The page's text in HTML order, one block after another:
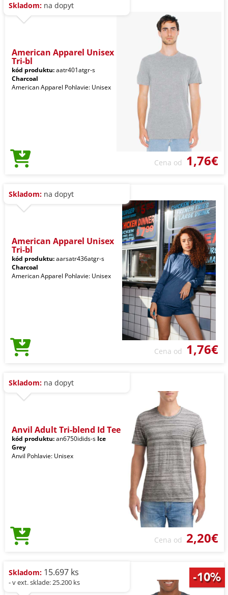
Skladom: na dopyt
American Apparel Unisex
Tri-bl
kód produktu:aatr401atgr-s
Charcoal
American Apparel Pohlavie: Unisex
Cena od 1,76€
Skladom: na dopyt
American Apparel Unisex
Tri-bl
kód produktu:aarsatr436atgr-s
Charcoal
American Apparel Pohlavie: Unisex
Cena od 1,76€
Skladom: na dopyt
Anvil Adult Tri-blend Id Tee
kód produktu:an6750idids-s Ice
Grey
Anvil Pohlavie: Unisex
Cena od 2,20€
Skladom: 15.697 ks
- v ext. sklade: 25.200 ks